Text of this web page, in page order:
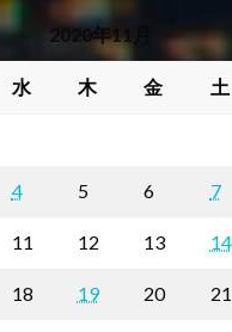
2020年11月
水 木 金 土
4 5 6 7
11 12 13 14
18 19 20 21